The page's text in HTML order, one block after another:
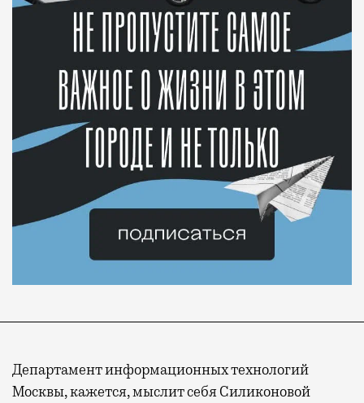
Департамент информационных технологий
Москвы, кажется, мыслит себя Силиконовой